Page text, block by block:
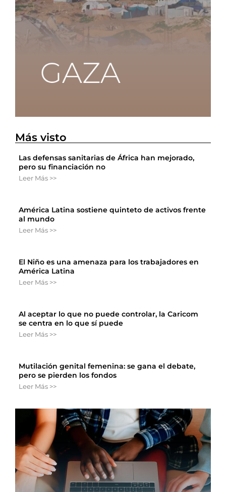
Más visto
Las defensas sanitarias de África han mejorado,
pero su financiación no
Leer Más >>
América Latina sostiene quinteto de activos frente
al mundo
Leer Más >>
El Niño es una amenaza para los trabajadores en
América Latina
Leer Más >>
Al aceptar lo que no puede controlar, la Caricom
se centra en lo que sí puede
Leer Más >>
Mutilación genital femenina: se gana el debate,
pero se pierden los fondos
Leer Más >>